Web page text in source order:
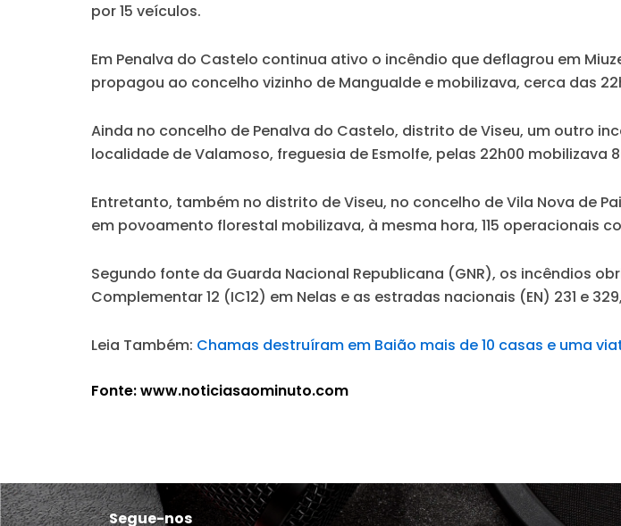
por 15 veículos.
Em Penalva do Castelo continua ativo o incêndio que deflagrou em
propagou ao concelho vizinho de Mangualde e mobilizava, cerca das
Ainda no concelho de Penalva do Castelo, distrito de Viseu, um outro
localidade de Valamoso, freguesia de Esmolfe, pelas 22h00 mobilizava
Entretanto, também no distrito de Viseu, no concelho de Vila Nova de
em povoamento florestal mobilizava, à mesma hora, 115 operacionais
Segundo fonte da Guarda Nacional Republicana (GNR), os incêndios
Complementar 12 (IC12) em Nelas e as estradas nacionais (EN) 231 e
Leia Também: Chamas destruíram em Baião mais de 10 casas e uma
Fonte: www.noticiasaominuto.com
Segue-nos